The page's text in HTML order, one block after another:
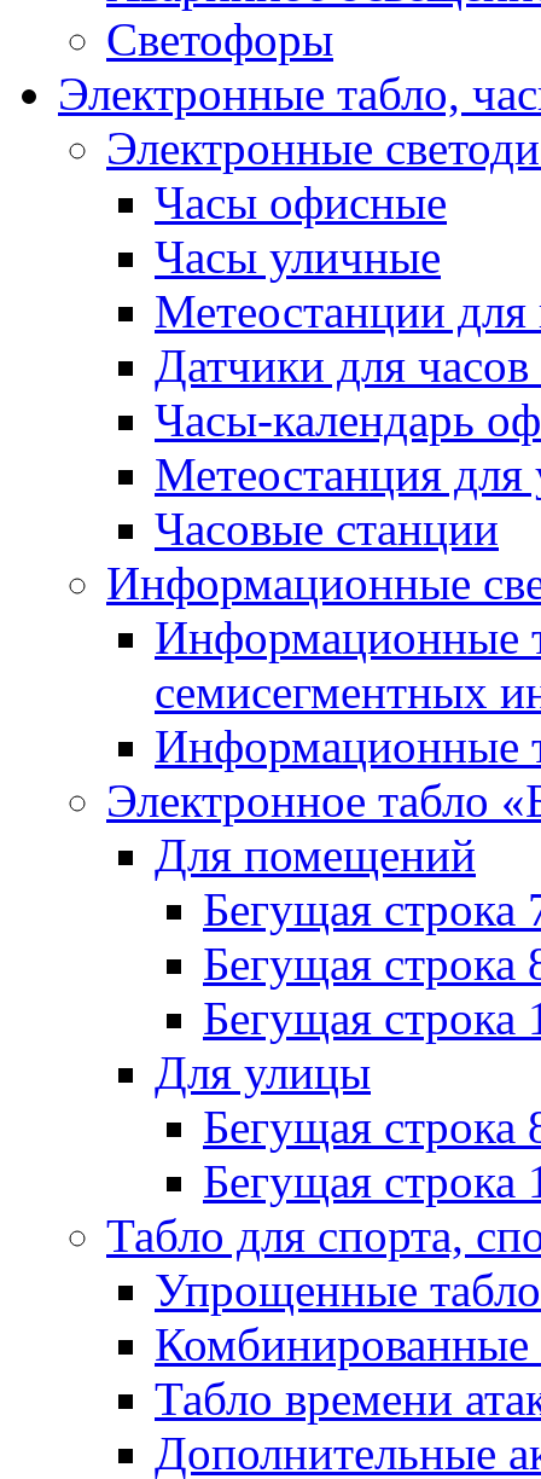
Светофоры
Электронные табло,
Электронные
Часы офисные
Часы уличные
Метеостанции
Датчики для
Часы-календарь
Метеостанция
Часовые станции
Информационные
Информационные
семисегментных
Информационные
Электронное табло
Для помещений
Бегущая строка
Бегущая строка
Бегущая строка
Для улицы
Бегущая строка
Бегущая строка
Табло для спорта,
Упрощенные табло
Комбинированные
Табло времени
Дополнительные